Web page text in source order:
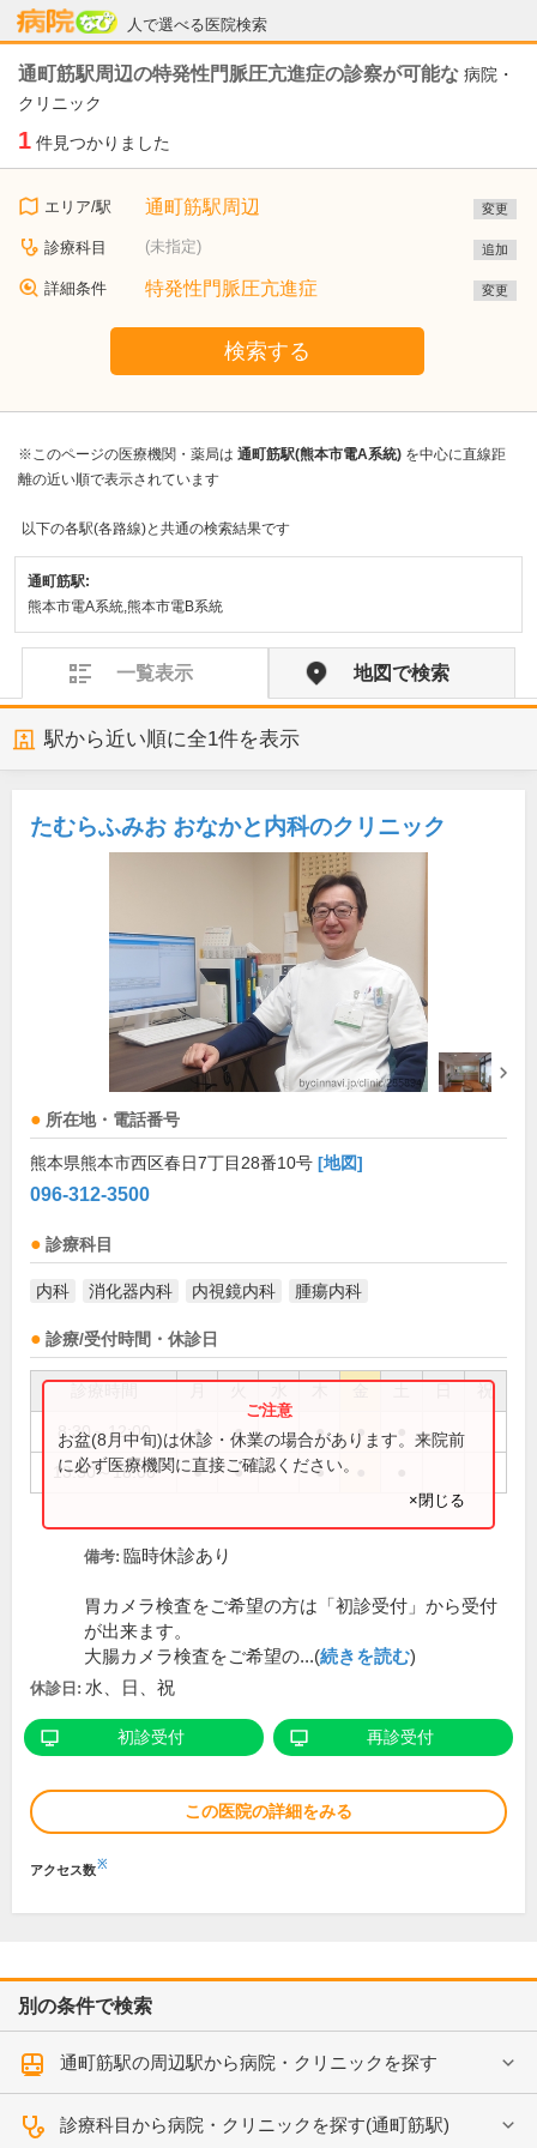
人で選べる医院検索
病院なび
通町筋駅周辺の特発性門脈圧亢進症の診察が可能な 病院・
クリニック
1 件見つかりました
エリア/駅 通町筋駅周辺 変更
診療科目 (未指定) 追加
詳細条件 特発性門脈圧亢進症 変更
検索する
※このページの医療機関・薬局は 通町筋駅(熊本市電A系統) を中心に直線距
離の近い順で表示されています
以下の各駅(各路線)と共通の検索結果です
通町筋駅:
熊本市電A系統,熊本市電B系統
一覧表示 地図で検索
駅から近い順に全1件を表示
たむらふみお おなかと内科のクリニック
所在地・電話番号
熊本県熊本市西区春日7丁目28番10号 [地図]
096-312-3500
診療科目
内科 消化器内科 内視鏡内科 腫瘍内科
診療/受付時間・休診日
祝
8:30～12:00 ● ● ● ●
13:30～18:00 ● ● ●
お盆(8月中旬)は休診・休業の場合があります。来院前
に必ず医療機関に直接ご確認ください。
×閉じる
備考: 臨時休診あり
胃カメラ検査をご希望の方は「初診受付」から受付
が出来ます。
大腸カメラ検査をご希望の...(続きを読む)
休診日: 水、日、祝
初診受付 再診受付
この医院の詳細をみる
アクセス数※
別の条件で検索
通町筋駅の周辺駅から病院・クリニックを探す
診療科目から病院・クリニックを探す(通町筋駅)